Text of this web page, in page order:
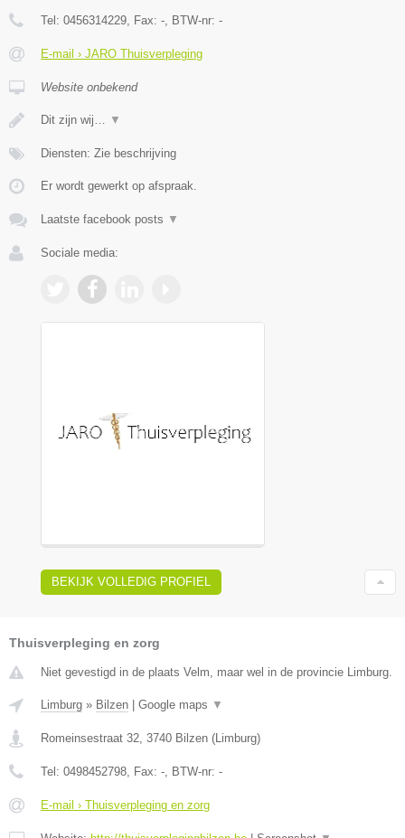
Tel: 0456314229, Fax: -, BTW-nr: -
E-mail › JARO Thuisverpleging
Website onbekend
Dit zijn wij… ▼
Diensten: Zie beschrijving
Er wordt gewerkt op afspraak.
Laatste facebook posts ▼
Sociale media:
BEKIJK VOLLEDIG PROFIEL
Thuisverpleging en zorg
Niet gevestigd in de plaats Velm, maar wel in de provincie Limburg.
Limburg » Bilzen Google maps ▼
Romeinsestraat 32, 3740 Bilzen (Limburg)
Tel: 0498452798, Fax: -, BTW-nr: -
E-mail › Thuisverpleging en zorg